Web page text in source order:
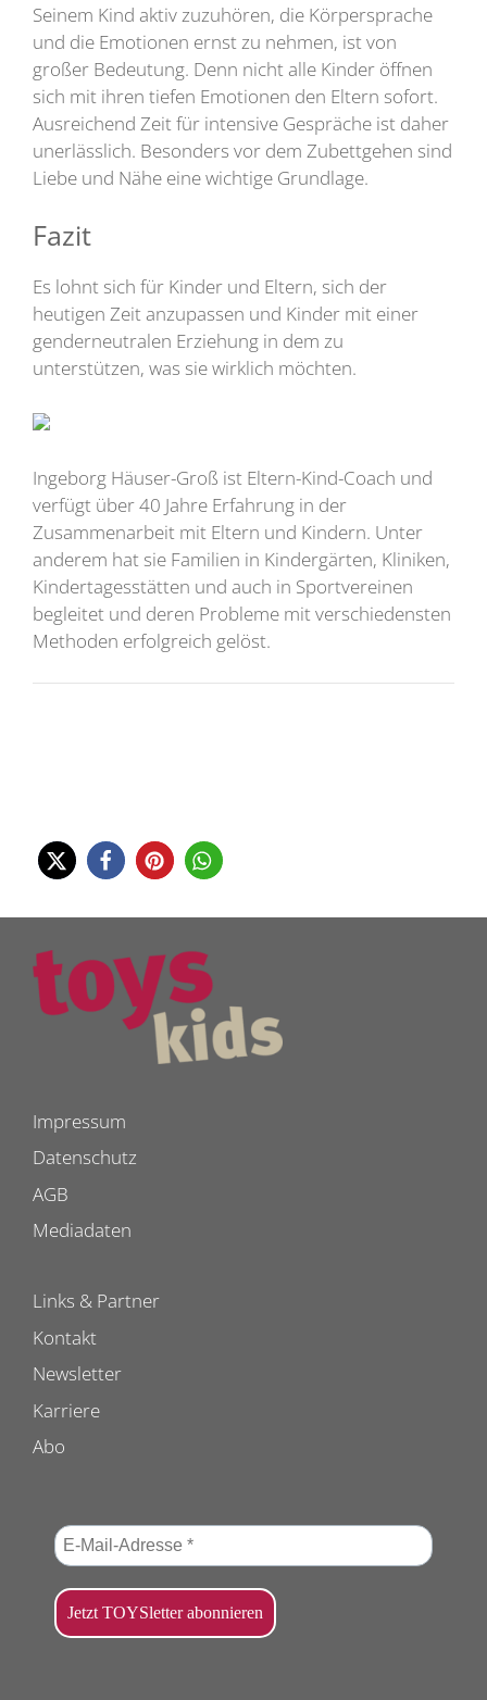
Seinem Kind aktiv zuzuhören, die Körpersprache
und die Emotionen ernst zu nehmen, ist von
großer Bedeutung. Denn nicht alle Kinder öffnen
sich mit ihren tiefen Emotionen den Eltern sofort.
Ausreichend Zeit für intensive Gespräche ist daher
unerlässlich. Besonders vor dem Zubettgehen sind
Liebe und Nähe eine wichtige Grundlage.
Fazit
Es lohnt sich für Kinder und Eltern, sich der
heutigen Zeit anzupassen und Kinder mit einer
genderneutralen Erziehung in dem zu
unterstützen, was sie wirklich möchten.
Ingeborg Häuser-Groß ist Eltern-Kind-Coach und
verfügt über 40 Jahre Erfahrung in der
Zusammenarbeit mit Eltern und Kindern. Unter
anderem hat sie Familien in Kindergärten, Kliniken,
Kindertagesstätten und auch in Sportvereinen
begleitet und deren Probleme mit verschiedensten
Methoden erfolgreich gelöst.
Impressum
Datenschutz
AGB
Mediadaten
Links & Partner
Kontakt
Newsletter
Karriere
Abo